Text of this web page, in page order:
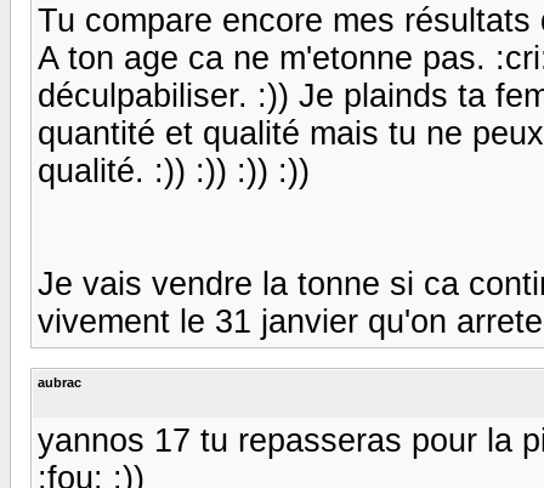
Tu compare encore mes
A ton age ca ne m'etonne pas.
déculpabiliser. :)) Je plainds ta
quantité et qualité mais tu ne
qualité. :)) :)) :)) :))
Je vais vendre la tonne si ca
vivement le 31 janvier qu'on
aubrac
yannos 17 tu repasseras pour la
:fou: :))